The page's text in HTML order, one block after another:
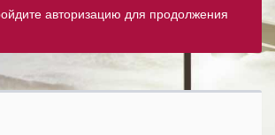
авторизацию для продолжения